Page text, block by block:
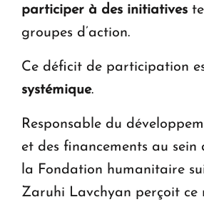
participer à des initiatives
groupes d’action.
Ce déficit de participation
systémique.
Responsable du
et des financements au sein
la Fondation humanitaire
Zaruhi Lavchyan perçoit ce